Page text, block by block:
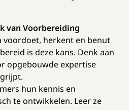
van Voorbereiding
voordoet, herkent en benut
is deze kans. Denk aan
opgebouwde expertise
hun kennis en
te ontwikkelen. Leer ze